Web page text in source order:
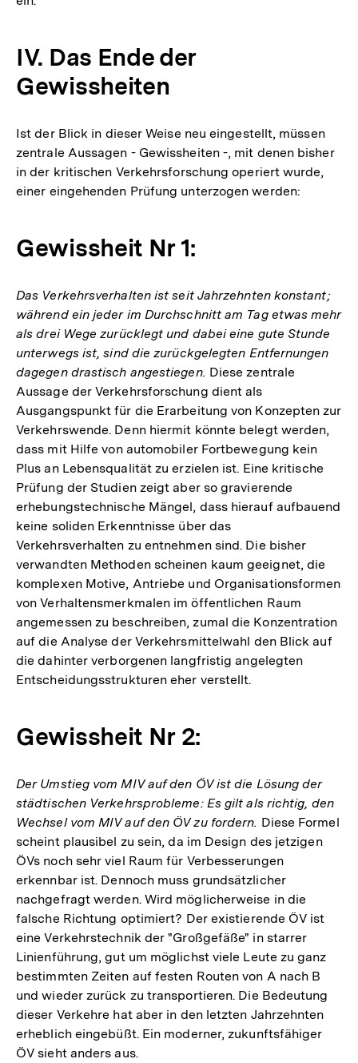
IV. Das Ende der
Gewissheiten
Ist der Blick in dieser Weise neu eingestellt, müssen
zentrale Aussagen - Gewissheiten -, mit denen bisher
in der kritischen Verkehrsforschung operiert wurde,
einer eingehenden Prüfung unterzogen werden:
Gewissheit Nr 1:
Das Verkehrsverhalten ist seit Jahrzehnten konstant;
während ein jeder im Durchschnitt am Tag etwas mehr
als drei Wege zurücklegt und dabei eine gute Stunde
unterwegs ist, sind die zurückgelegten Entfernungen
dagegen drastisch angestiegen. Diese zentrale
Aussage der Verkehrsforschung dient als
Ausgangspunkt für die Erarbeitung von Konzepten zur
Verkehrswende. Denn hiermit könnte belegt werden,
dass mit Hilfe von automobiler Fortbewegung kein
Plus an Lebensqualität zu erzielen ist. Eine kritische
Prüfung der Studien zeigt aber so gravierende
erhebungstechnische Mängel, dass hierauf aufbauend
keine soliden Erkenntnisse über das
Verkehrsverhalten zu entnehmen sind. Die bisher
verwandten Methoden scheinen kaum geeignet, die
komplexen Motive, Antriebe und Organisationsformen
von Verhaltensmerkmalen im öffentlichen Raum
angemessen zu beschreiben, zumal die Konzentration
auf die Analyse der Verkehrsmittelwahl den Blick auf
die dahinter verborgenen langfristig angelegten
Entscheidungsstrukturen eher verstellt.
Gewissheit Nr 2:
Der Umstieg vom MIV auf den ÖV ist die Lösung der
städtischen Verkehrsprobleme: Es gilt als richtig, den
Wechsel vom MIV auf den ÖV zu fordern. Diese Formel
scheint plausibel zu sein, da im Design des jetzigen
ÖVs noch sehr viel Raum für Verbesserungen
erkennbar ist. Dennoch muss grundsätzlicher
nachgefragt werden. Wird möglicherweise in die
falsche Richtung optimiert? Der existierende ÖV ist
eine Verkehrstechnik der "Großgefäße" in starrer
Linienführung, gut um möglichst viele Leute zu ganz
bestimmten Zeiten auf festen Routen von A nach B
und wieder zurück zu transportieren. Die Bedeutung
dieser Verkehre hat aber in den letzten Jahrzehnten
erheblich eingebüßt. Ein moderner, zukunftsfähiger
ÖV sieht anders aus.